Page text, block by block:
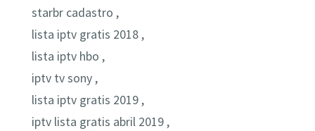
starbr cadastro ,
lista iptv gratis 2018 ,
lista iptv hbo ,
iptv tv sony ,
lista iptv gratis 2019 ,
iptv lista gratis abril 2019 ,